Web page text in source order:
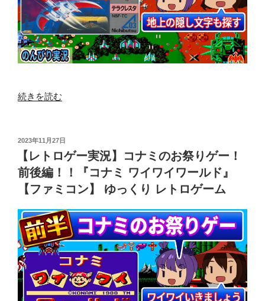
戦
士!?
『キ
ン
グ
ナ
ァ
ミ
コ
ン】
っ
く
り
レ
ト
“【レ
ゲ
ー
実
況】
合
体・
分
離
シ
ュ
ー
テ
続きを読む
投
日:
2023年11月27日
【レトロゲー実況】コナミのお祭りゲー！
前後編！！『コナミ ワイワイワールド』
【ファミコン】 ゆっくり レトロゲーム